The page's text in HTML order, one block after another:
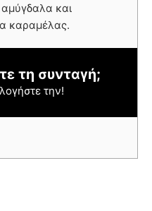
και
καραμέλας.
τη συνταγή;
την!